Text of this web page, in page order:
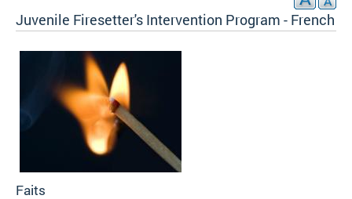
Juvenile Firesetter's Intervention Program - French
Faits